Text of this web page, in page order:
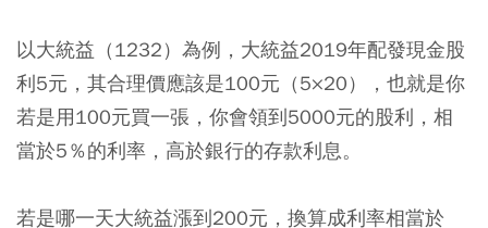
以大統益（1232）為例，大統益2019年配發現金股
利5元，其合理價應該是100元（5×20），也就是你
若是用100元買一張，你會領到5000元的股利，相
當於5％的利率，高於銀行的存款利息。
若是哪一天大統益漲到200元，換算成利率相當於